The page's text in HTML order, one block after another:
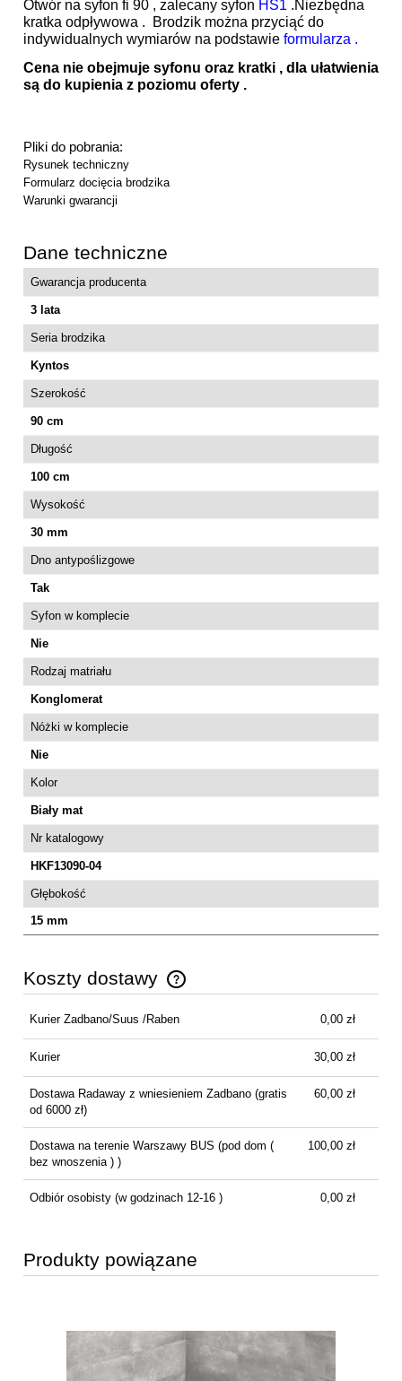
Otwór na syfon fi 90 , zalecany syfon HS1 .Niezbędna
kratka odpływowa . Brodzik można przyciąć do
indywidualnych wymiarów na podstawie formularza .
Cena nie obejmuje syfonu oraz kratki , dla ułatwienia
są do kupienia z poziomu oferty .
Pliki do pobrania:
Rysunek techniczny
Formularz docięcia brodzika
Warunki gwarancji
Dane techniczne
Gwarancja producenta
3 lata
Seria brodzika
Kyntos
Szerokość
90 cm
Długość
100 cm
Wysokość
30 mm
Dno antypoślizgowe
Tak
Syfon w komplecie
Nie
Rodzaj matriału
Konglomerat
Nóżki w komplecie
Nie
Kolor
Biały mat
Nr katalogowy
HKF13090-04
Głębokość
15 mm
Koszty dostawy
Cena nie zawiera ewentualnych kosztów płatności
Kurier Zadbano/Suus /Raben 0,00 zł
Kurier 30,00 zł
Dostawa Radaway z wniesieniem Zadbano(gratis
od 6000 zł)
60,00 zł
Dostawa na terenie Warszawy BUS (pod dom (
bez wnoszenia ) )
100,00 zł
Odbiór osobisty(w godzinach 12-16 ) 0,00 zł
Produkty powiązane